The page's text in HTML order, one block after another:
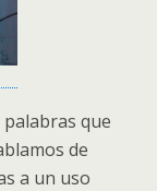
que
de
a un uso